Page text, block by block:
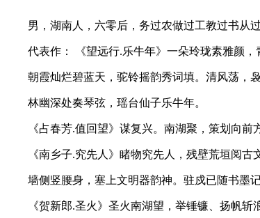
男，湖南人，六零后，务过农做过工教过书从过
代表作： 《望远行.乐牛年》一朵玲珑素雅颜，
朝霞灿烂碧蓝天，驼铃摇韵秀词填。清风荡，袅
林幽深处奏琴弦，瑶台仙子乐牛年。
《占春芳.值回望》谋复兴。南湖聚，策划向前方
《南乡子.究先人》睹物究先人，残壁荒垣阅古
墙侧竖腰身，塞上文明器韵神。驻戍已随书墨记
《贺新郎.圣火》圣火南湖望，举锤镰、扬帆斩浪